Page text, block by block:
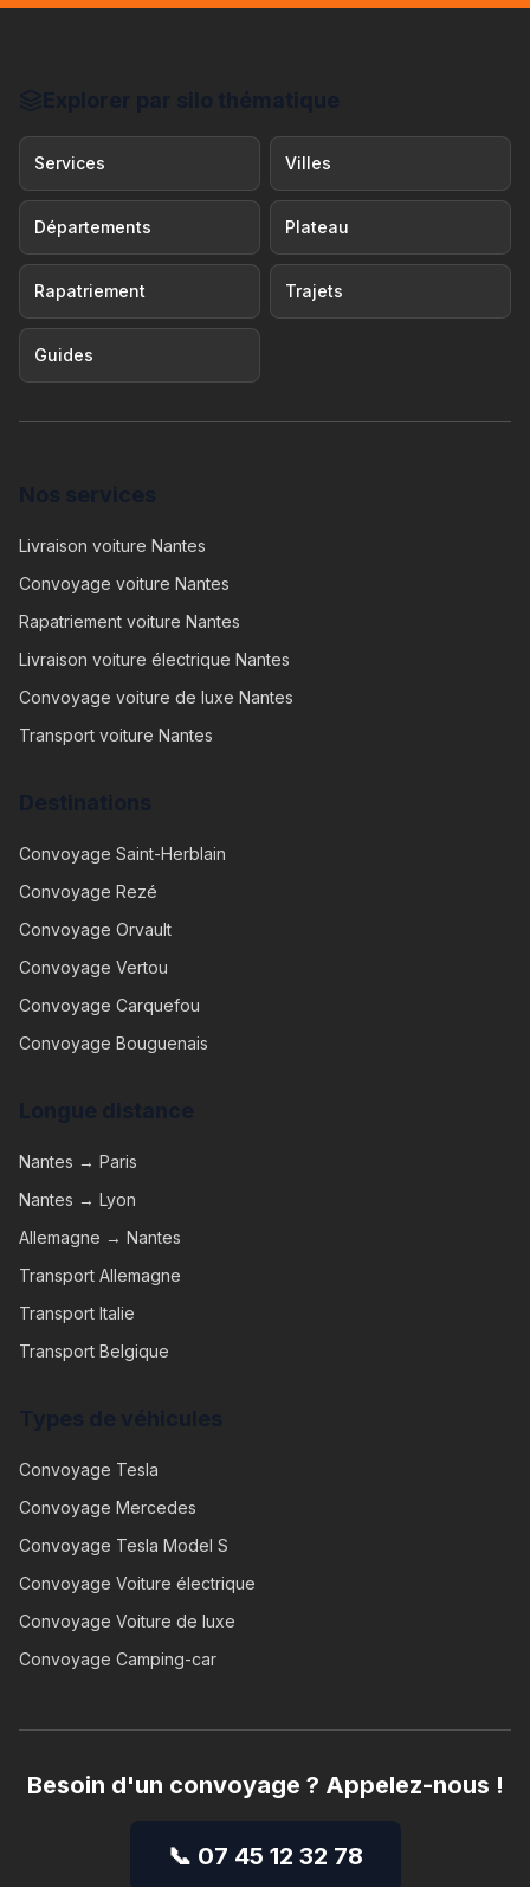
Services Villes
Départements Plateau
Rapatriement Trajets
Guides
Livraison voiture Nantes
Convoyage voiture Nantes
Rapatriement voiture Nantes
Livraison voiture électrique Nantes
Convoyage voiture de luxe Nantes
Transport voiture Nantes
Convoyage Saint-Herblain
Convoyage Rezé
Convoyage Orvault
Convoyage Vertou
Convoyage Carquefou
Convoyage Bouguenais
Nantes → Paris
Nantes → Lyon
Allemagne → Nantes
Transport Allemagne
Transport Italie
Transport Belgique
Convoyage Tesla
Convoyage Mercedes
Convoyage Tesla Model S
Convoyage Voiture électrique
Convoyage Voiture de luxe
Convoyage Camping-car
Besoin d'un convoyage ? Appelez-nous !
📞 07 45 12 32 78